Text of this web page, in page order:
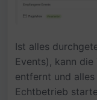
Ist alles
Events), kann die
entfernt und
Echtbetrieb